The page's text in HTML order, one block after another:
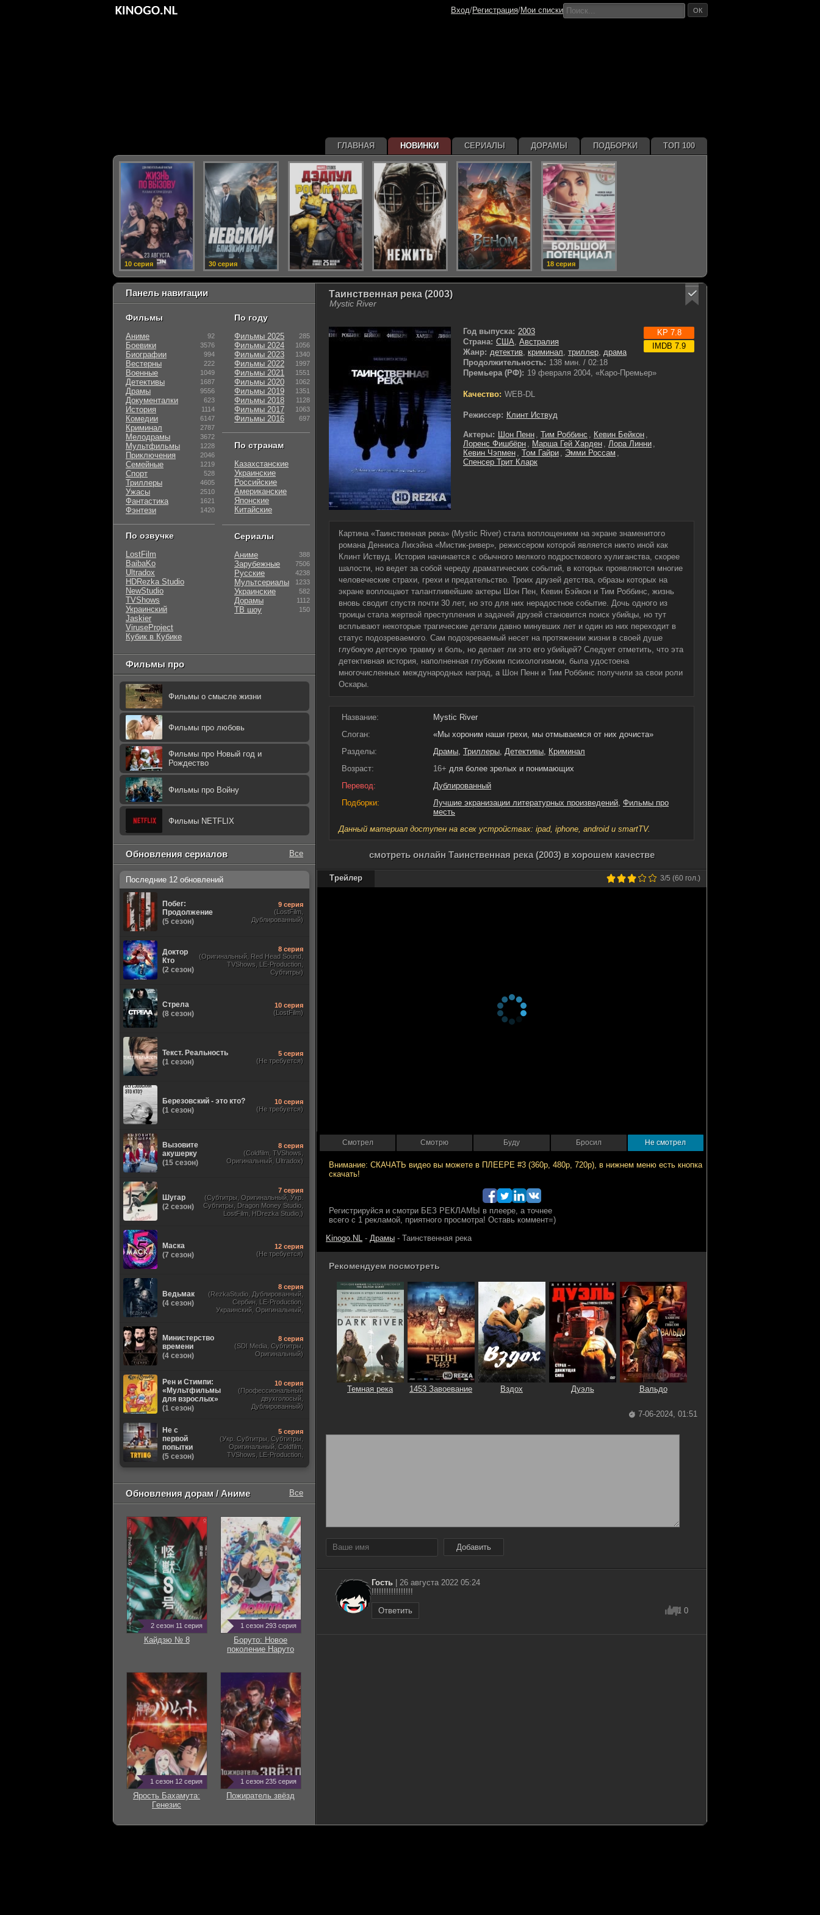
Таинственная река (2003)
Mystic River
KP 7.8
IMDB 7.9
Год выпуска: 2003
Страна: США, Австралия
Жанр: детектив, криминал, триллер, драма
Продолжительность: 138 мин. / 02:18
Премьера (РФ): 19 февраля 2004, «Каро-Премьер»
Качество: WEB-DL
Режиссер: Клинт Иствуд
Актеры: Шон Пенн , Тим Роббинс , Кевин Бейкон ,
Лоренс Фишбёрн , Марша Гей Харден , Лора Линни ,
Кевин Чэпмен , Том Гайри , Эмми Россам ,
Спенсер Трит Кларк
Картина «Таинственная река» (Mystic River) стала воплощением на экране знаменитого
романа Денниса Лихэйна «Мистик-ривер», режиссером которой является никто иной как
Клинт Иствуд. История начинается с обычного мелкого подросткового хулиганства, скорее
шалости, но ведет за собой череду драматических событий, в которых проявляются многие
человеческие страхи, грехи и предательство. Троих друзей детства, образы которых на
экране воплощают талантливейшие актеры Шон Пен, Кевин Бэйкон и Тим Роббинс, жизнь
вновь сводит спустя почти 30 лет, но это для них нерадостное событие. Дочь одного из
троицы стала жертвой преступления и задачей друзей становится поиск убийцы, но тут
всплывают некоторые трагические детали давно минувших лет и один из них переходит в
статус подозреваемого. Сам подозреваемый несет на протяжении жизни в своей душе
глубокую детскую травму и боль, но делает ли это его убийцей? Следует отметить, что эта
детективная история, наполненная глубоким психологизмом, была удостоена
многочисленных международных наград, а Шон Пенн и Тим Роббинс получили за свои роли
Оскары.
Название:
Mystic River
Слоган:
«Мы хороним наши грехи, мы отмываемся от них дочиста»
Разделы:
Драмы, Триллеры, Детективы, Криминал
Возраст:
16+ для более зрелых и понимающих
Перевод:
Дублированный
Подборки:
Лучшие экранизации литературных произведений, Фильмы про
месть
Данный материал доступен на всех устройствах: ipad, iphone, android и smartTV.
смотреть онлайн Таинственная река (2003) в хорошем качестве
3/5 (60 гол.)
Трейлер
Смотрел Смотрю Буду Бросил Не смотрел
Kinogo.NL - Драмы - Таинственная река
Рекомендуем посмотреть
Темная река 1453 Завоевание Вздох Дуэль Вальдо
7-06-2024, 01:51
Добавить
Гость
26 августа 2022 05:24
!!!!!!!!!!!!!!!!!
Ответить 1 0
Панель навигации
Фильмы
Аниме 92
Боевики 3576
Биографии 994
Вестерны 222
Военные 1049
Детективы 1687
Драмы 9556
Документалки 623
История 1114
Комедии 6147
Криминал 2787
Мелодрамы 3672
Мультфильмы 1228
Приключения 2046
Семейные 1219
Спорт 528
Триллеры 4605
Ужасы 2510
Фантастика 1621
Фэнтези 1420
По озвучке
LostFilm
BaibaKo
Ultradox
HDRezka Studio
NewStudio
TVShows
Украинский
Jaskier
ViruseProject
Кубик в Кубике
По году
Фильмы 2025 285
Фильмы 2024 1056
Фильмы 2023 1340
Фильмы 2022 1997
Фильмы 2021 1551
Фильмы 2020 1062
Фильмы 2019 1351
Фильмы 2018 1128
Фильмы 2017 1063
Фильмы 2016 697
По странам
Казахстанские
Украинские
Российские
Американские
Японские
Китайские
Сериалы
Аниме 388
Зарубежные 7506
Русские 4238
Мультсериалы 1233
Украинские 582
Дорамы 1112
ТВ шоу 150
Фильмы про
Фильмы о смысле жизни
Фильмы про любовь
Фильмы про Новый год и
Рождество
Фильмы про Войну
Фильмы NETFLIX
Обновления сериалов Все
Последние 12 обновлений
Побег:
Продолжение
(5 сезон)
9 серия
(LostFilm,
Дублированный)
Доктор
Кто
(2 сезон)
8 серия
(Оригинальный, Red Head Sound,
TVShows, LE-Production,
Субтитры)
Стрела
(8 сезон)
10 серия
(LostFilm)
Текст. Реальность
(1 сезон)
5 серия
(Не требуется)
Березовский - это кто?
(1 сезон)
10 серия
(Не требуется)
Вызовите
акушерку
(15 сезон)
8 серия
(Coldfilm, TVShows,
Оригинальный, Ultradox)
Шугар
(2 сезон)
7 серия
(Субтитры, Оригинальный, Укр.
Субтитры, Dragon Money Studio,
LostFilm, HDrezka Studio,)
Маска
(7 сезон)
12 серия
(Не требуется)
Ведьмак
(4 сезон)
8 серия
(RezkaStudio, Дублированный,
Сербин, LE-Production,
Украинский, Оригинальный,
Министерство
времени
(4 сезон)
8 серия
(SDI Media, Субтитры,
Оригинальный)
Рен и Стимпи:
«Мультфильмы
для взрослых»
(1 сезон)
10 серия
(Профессиональный
двухголосый,
Дублированный)
Не с
первой
попытки
(5 сезон)
5 серия
(Укр. Субтитры, Субтитры,
Оригинальный, Coldfilm,
TVShows, LE-Production,
Обновления дорам / Аниме Все
2 сезон 11 серия
Кайдзю № 8
1 сезон 293 серия
Боруто: Новое
поколение Наруто
1 сезон 12 серия
Ярость Бахамута:
Гeнезис
1 сезон 235 серия
Пожиратель звёзд
ГЛАВНАЯ НОВИНКИ СЕРИАЛЫ ДОРАМЫ ПОДБОРКИ ТОП 100
10 серия 30 серия 18 серия
Вход/Регистрация/Мои списки ОК